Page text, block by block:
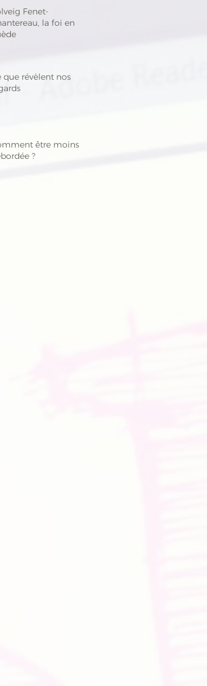
Fenet-
la foi en
que révèlent nos
être moins
?